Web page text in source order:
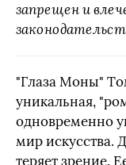
запрещен и
"Глаза Моны"
уникальная,
одновременно
мир искусства.
теряет зрение.